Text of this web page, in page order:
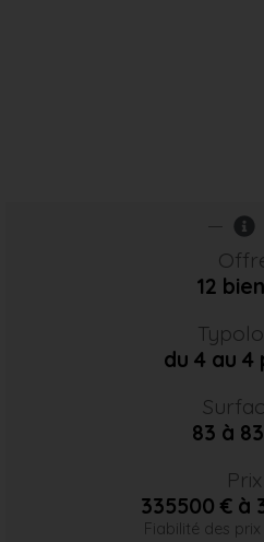
12
du 4 au 4
83 à
Prix
335500 € à
Fiabilité des prix